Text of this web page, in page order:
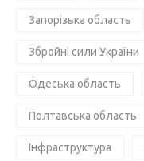
Запорізька область
Збройні сили України
Одеська область
Полтавська область
Інфраструктура